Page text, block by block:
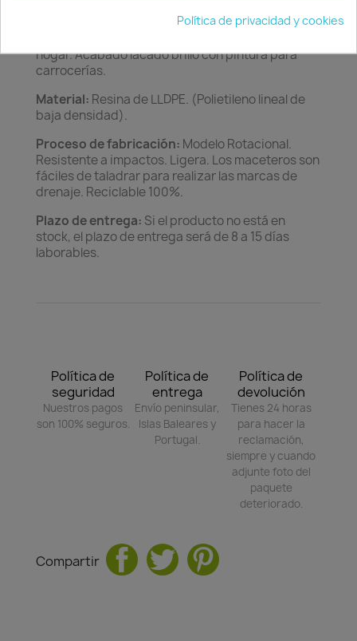
ornamentación moderna y por la noche, toques
hogar. Acabado lacado brillo con pintura para
carrocerías.
Material: Resina de LLDPE. (Polietileno lineal de
baja densidad).
Proceso de fabricación: Modelo Rotacional.
Resistente a impactos. Ligera. Los maceteros son
fáciles de taladrar para realizar las marcas de
drenaje. Reciclable 100%.
Plazo de entrega: Si el producto no está en
stock, el plazo de entrega será de 8 a 15 días
laborables.
Política de
seguridad
Nuestros pagos
son 100% seguros.
Política de
entrega
Envío peninsular,
Islas Baleares y
Portugal.
Política de
devolución
Tienes 24 horas
para hacer la
reclamación,
siempre y cuando
adjunte foto del
paquete
deteriorado.
Compartir
Política de privacidad y cookies